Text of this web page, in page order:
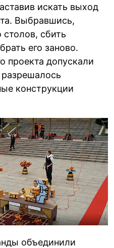
искать выход
Выбравшись,
сбить
его заново.
проекта допускали
конструкции
объединили